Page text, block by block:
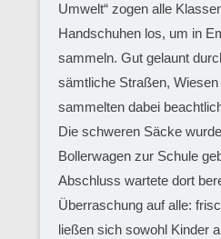
Umwelt“ zogen alle
Handschuhen los, um in
sammeln. Gut gelaunt
sämtliche Straßen,
sammelten dabei
Die schweren Säcke
Bollerwagen zur Schule
Abschluss wartete dort
Überraschung auf alle:
ließen sich sowohl Kinder